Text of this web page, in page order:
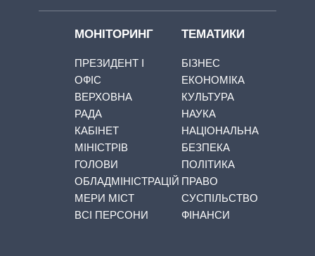
МОНІТОРИНГ
ПРЕЗИДЕНТ І
ОФІС
ВЕРХОВНА
РАДА
КАБІНЕТ
МІНІСТРІВ
ГОЛОВИ
ОБЛАДМІНІСТРАЦІЙ
МЕРИ МІСТ
ВСІ ПЕРСОНИ
ТЕМАТИКИ
БІЗНЕС
ЕКОНОМІКА
КУЛЬТУРА
НАУКА
НАЦІОНАЛЬНА
БЕЗПЕКА
ПОЛІТИКА
ПРАВО
СУСПІЛЬСТВО
ФІНАНСИ